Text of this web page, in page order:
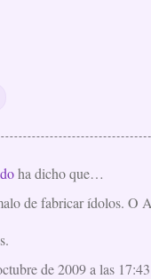
ha dicho que…
de fabricar ídolos. O
de 2009 a las 17:43